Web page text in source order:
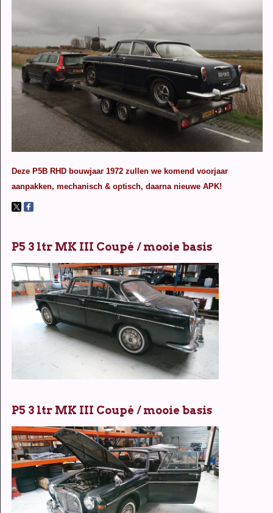
Deze P5B RHD bouwjaar 1972 zullen we komend voorjaar
aanpakken, mechanisch & optisch, daarna nieuwe APK!
P5 3 ltr MK III Coupé / mooie basis
P5 3 ltr MK III Coupé / mooie basis